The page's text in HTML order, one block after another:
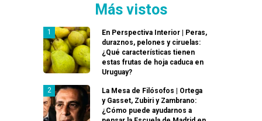
Más vistos
En Perspectiva Interior | Peras,
duraznos, pelones y ciruelas:
¿Qué características tienen
estas frutas de hoja caduca en
Uruguay?
La Mesa de Filósofos | Ortega
y Gasset, Zubiri y Zambrano:
¿Cómo puede ayudarnos a